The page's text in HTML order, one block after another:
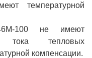
температурной
100 не имеют
тока тепловых
компенсации.